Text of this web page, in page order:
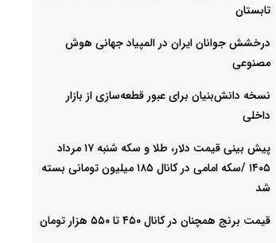
تابستان
درخشش جوانان ایران در المپیاد جهانی هوش
مصنوعی
نسخه دانش‌بنیان برای عبور قطعه‌سازی از بازار
داخلی
پیش ‌بینی قیمت دلار، طلا و سکه شنبه ۱۷ مرداد
۱۴۰۵ /سکه امامی در کانال ۱۸۵ میلیون تومانی بسته
شد
قیمت برنج همچنان در کانال ۴۵۰ تا ۵۵۰ هزار تومان